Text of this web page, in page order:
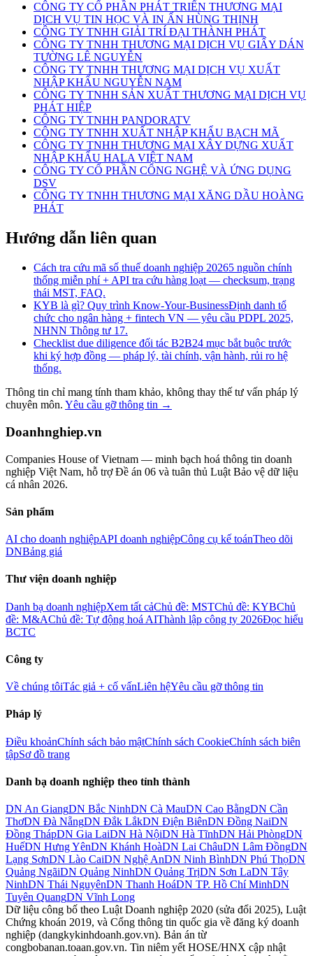
CÔNG TY CỔ PHẦN PHÁT TRIỂN THƯƠNG MẠI
DỊCH VỤ TIN HỌC VÀ IN ẤN HÙNG THỊNH
CÔNG TY TNHH GIẢI TRÍ ĐẠI THÀNH PHÁT
CÔNG TY TNHH THƯƠNG MẠI DỊCH VỤ GIẤY DÁN
TƯỜNG LÊ NGUYỄN
CÔNG TY TNHH THƯƠNG MẠI DỊCH VỤ XUẤT
NHẬP KHẨU NGUYỄN NAM
CÔNG TY TNHH SẢN XUẤT THƯƠNG MẠI DỊCH VỤ
PHÁT HIỆP
CÔNG TY TNHH PANDORATV
CÔNG TY TNHH XUẤT NHẬP KHẨU BẠCH MÃ
CÔNG TY TNHH THƯƠNG MẠI XÂY DỰNG XUẤT
NHẬP KHẨU HALA VIỆT NAM
CÔNG TY CỔ PHẦN CÔNG NGHỆ VÀ ỨNG DỤNG
DSV
CÔNG TY TNHH THƯƠNG MẠI XĂNG DẦU HOÀNG
PHÁT
Hướng dẫn liên quan
Cách tra cứu mã số thuế doanh nghiệp 20265 nguồn chính
thống miễn phí + API tra cứu hàng loạt — checksum, trạng
thái MST, FAQ.
KYB là gì? Quy trình Know-Your-BusinessĐịnh danh tổ
chức cho ngân hàng + fintech VN — yêu cầu PDPL 2025,
NHNN Thông tư 17.
Checklist due diligence đối tác B2B24 mục bắt buộc trước
khi ký hợp đồng — pháp lý, tài chính, vận hành, rủi ro hệ
thống.
Thông tin chỉ mang tính tham khảo, không thay thế tư vấn pháp lý
chuyên môn. Yêu cầu gỡ thông tin →
Doanhnghiep.vn
Companies House of Vietnam — minh bạch hoá thông tin doanh
nghiệp Việt Nam, hỗ trợ Đề án 06 và tuân thủ Luật Bảo vệ dữ liệu
cá nhân 2026.
Sản phẩm
AI cho doanh nghiệpAPI doanh nghiệpCông cụ kế toánTheo dõi
DNBảng giá
Thư viện doanh nghiệp
Danh bạ doanh nghiệpXem tất cảChủ đề: MSTChủ đề: KYBChủ
đề: M&AChủ đề: Tự động hoá AIThành lập công ty 2026Đọc hiểu
BCTC
Công ty
Về chúng tôiTác giả + cố vấnLiên hệYêu cầu gỡ thông tin
Pháp lý
Điều khoảnChính sách bảo mậtChính sách CookieChính sách biên
tậpSơ đồ trang
Danh bạ doanh nghiệp theo tỉnh thành
DN An GiangDN Bắc NinhDN Cà MauDN Cao BằngDN Cần
ThơDN Đà NẵngDN Đắk LắkDN Điện BiênDN Đồng NaiDN
Đồng ThápDN Gia LaiDN Hà NộiDN Hà TĩnhDN Hải PhòngDN
HuếDN Hưng YênDN Khánh HoàDN Lai ChâuDN Lâm ĐồngDN
Lạng SơnDN Lào CaiDN Nghệ AnDN Ninh BìnhDN Phú ThọDN
Quảng NgãiDN Quảng NinhDN Quảng TrịDN Sơn LaDN Tây
NinhDN Thái NguyênDN Thanh HoáDN TP. Hồ Chí MinhDN
Tuyên QuangDN Vĩnh Long
Dữ liệu công bố theo Luật Doanh nghiệp 2020 (sửa đổi 2025), Luật
Chứng khoán 2019, và Cổng thông tin quốc gia về đăng ký doanh
nghiệp (dangkykinhdoanh.gov.vn). Bản án từ
congbobanan.toaan.gov.vn. Tin niêm yết HOSE/HNX cập nhật